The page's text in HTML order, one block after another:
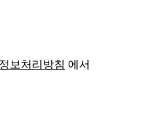
보처리방침 에서